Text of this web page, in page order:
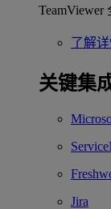
TeamViewer
了解
关键集
Jira